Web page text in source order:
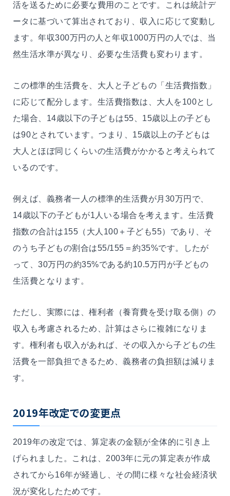
活を送るために必要な費用のことです。これは統計デ
ータに基づいて算出されており、収入に応じて変動し
ます。年収300万円の人と年収1000万円の人では、当
然生活水準が異なり、必要な生活費も変わります。
この標準的生活費を、大人と子どもの「生活費指数」
に応じて配分します。生活費指数は、大人を100とし
た場合、14歳以下の子どもは55、15歳以上の子ども
は90とされています。つまり、15歳以上の子どもは
大人とほぼ同じくらいの生活費がかかると考えられて
いるのです。
例えば、義務者一人の標準的生活費が月30万円で、
14歳以下の子どもが1人いる場合を考えます。生活費
指数の合計は155（大人100＋子ども55）であり、そ
のうち子どもの割合は55/155＝約35%です。したが
って、30万円の約35%である約10.5万円が子どもの
生活費となります。
ただし、実際には、権利者（養育費を受け取る側）の
収入も考慮されるため、計算はさらに複雑になりま
す。権利者も収入があれば、その収入から子どもの生
活費を一部負担できるため、義務者の負担額は減りま
す。
2019年改定での変更点
2019年の改定では、算定表の金額が全体的に引き上
げられました。これは、2003年に元の算定表が作成
されてから16年が経過し、その間に様々な社会経済状
況が変化したためです。